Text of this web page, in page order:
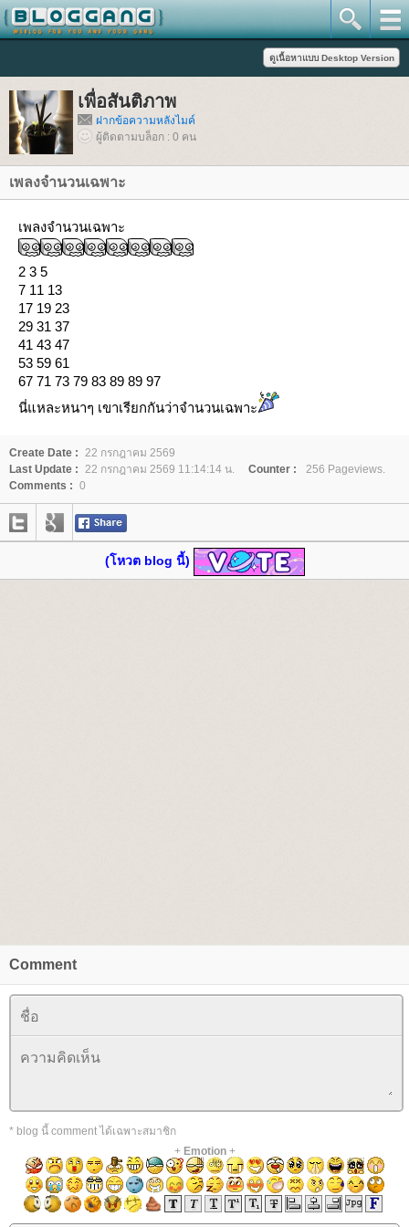
เพื่อสันติภาพ
ฝากข้อความหลังไมค์
ผู้ติดตามบล็อก : 0 คน
เพลงจำนวนเฉพาะ
เพลงจำนวนเฉพาะ
2 3 5
7 11 13
17 19 23
29 31 37
41 43 47
53 59 61
67 71 73 79 83 89 89 97
นี่แหละหนาๆ เขาเรียกกันว่าจำนวนเฉพาะ
Create Date : 22 กรกฎาคม 2569
Last Update : 22 กรกฎาคม 2569 11:14:14 น. Counter :
256 Pageviews.
Comments : 0
(โหวต blog นี้)
Comment
* blog นี้ comment ได้เฉพาะสมาชิก
+ Emotion+